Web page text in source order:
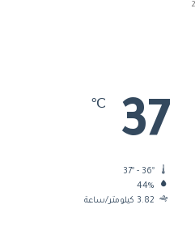
37
℃
44%
3.82 كيلومتر/ساعة